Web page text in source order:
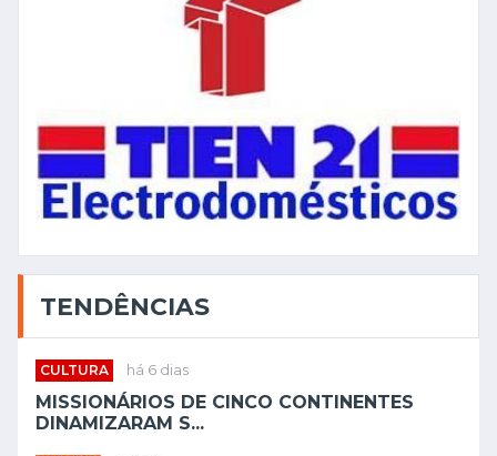
TENDÊNCIAS
CULTURA há 6 dias
MISSIONÁRIOS DE CINCO CONTINENTES
DINAMIZARAM S...